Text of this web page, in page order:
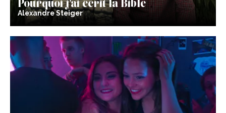
Alexandre Steiger